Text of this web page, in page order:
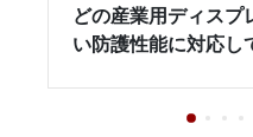
どの産業用ディス
い防護性能に対応し